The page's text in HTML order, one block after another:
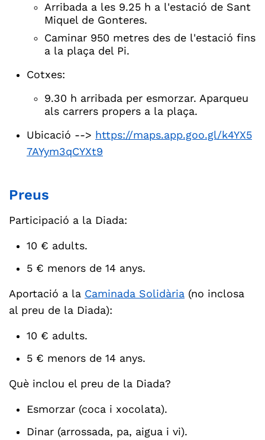
Arribada a les 9.25 h a l'estació de Sant
Miquel de Gonteres.
Caminar 950 metres des de l'estació fins
a la plaça del Pi.
Cotxes:
9.30 h arribada per esmorzar. Aparqueu
als carrers propers a la plaça.
Ubicació --> https://maps.app.goo.gl/k4YX5
7AYym3qCYXt9
Preus
Participació a la Diada:
10 € adults.
5 € menors de 14 anys.
Aportació a la Caminada Solidària (no inclosa
al preu de la Diada):
10 € adults.
5 € menors de 14 anys.
Què inclou el preu de la Diada?
Esmorzar (coca i xocolata).
Dinar (arrossada, pa, aigua i vi).